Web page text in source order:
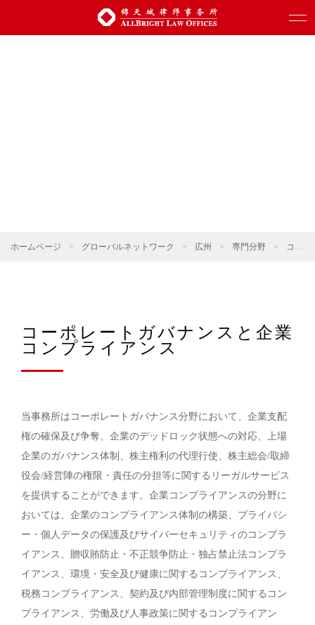
ホームページ > グローバルネットワーク > 広州 > 専門分野 > コーポレート・M&A
コーポレートガバナンスと企業
コンプライアンス
当事務所はコーポレートガバナンス分野において、企業支配
権の確保及び争奪、企業のデッドロック状態への対応、上場
企業のガバナンス体制、株主権利の代理行使、株主総会/取締
役会/経営陣の権限・責任の分担等に関するリーガルサービス
を提供することができます。企業コンプライアンスの分野に
おいては、企業のコンプライアンス体制の構築、プライバシ
ー・個人データの保護及びサイバーセキュリティのコンプラ
イアンス、贈収賄防止・不正競争防止・独占禁止法コンプラ
イアンス、環境・安全及び健康に関するコンプライアンス、
税務コンプライアンス、契約及び内部管理制度に関するコン
プライアンス、労働及び人事政策に関するコンプライアン